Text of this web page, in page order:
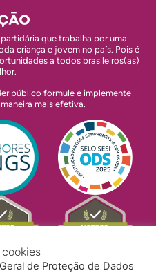
que trabalha por uma
criança e jovem no país. Pois é
a todos brasileiros(as)
público formule e implemente
mais efetiva.
de Proteção de Dados